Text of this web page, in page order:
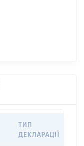
ТИП
ДЕКЛАРАЦІЇ